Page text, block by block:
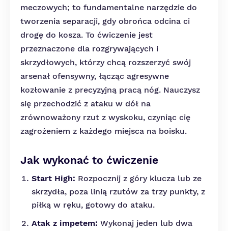
meczowych; to fundamentalne narzędzie do
tworzenia separacji, gdy obrońca odcina ci
drogę do kosza. To ćwiczenie jest
przeznaczone dla rozgrywających i
skrzydłowych, którzy chcą rozszerzyć swój
arsenał ofensywny, łącząc agresywne
kozłowanie z precyzyjną pracą nóg. Nauczysz
się przechodzić z ataku w dół na
zrównoważony rzut z wyskoku, czyniąc cię
zagrożeniem z każdego miejsca na boisku.
Jak wykonać to ćwiczenie
Start High: Rozpocznij z góry klucza lub ze
skrzydła, poza linią rzutów za trzy punkty, z
piłką w ręku, gotowy do ataku.
Atak z impetem: Wykonaj jeden lub dwa